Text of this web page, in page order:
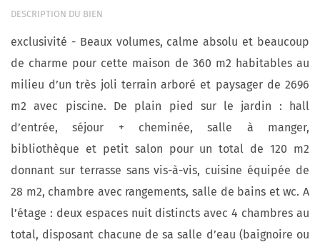
DESCRIPTION DU BIEN
exclusivité - Beaux volumes, calme absolu et beaucoup
de charme pour cette maison de 360 m2 habitables au
milieu d’un très joli terrain arboré et paysager de 2696
m2 avec piscine. De plain pied sur le jardin : hall
d’entrée, séjour + cheminée, salle à manger,
bibliothèque et petit salon pour un total de 120 m2
donnant sur terrasse sans vis-à-vis, cuisine équipée de
28 m2, chambre avec rangements, salle de bains et wc. A
l’étage : deux espaces nuit distincts avec 4 chambres au
total, disposant chacune de sa salle d’eau (baignoire ou